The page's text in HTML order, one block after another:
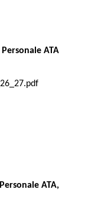
ATA
ATA,